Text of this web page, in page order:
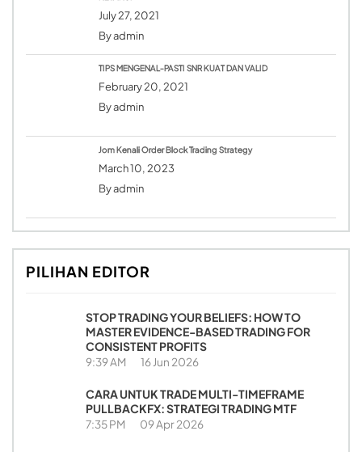
July 27, 2021
Byadmin
TIPS MENGENAL-PASTI SNR KUAT DAN VALID
February 20, 2021
Byadmin
Jom Kenali Order Block Trading Strategy
March 10, 2023
Byadmin
PILIHAN EDITOR
STOP TRADING YOUR BELIEFS: HOW TO
MASTER EVIDENCE-BASED TRADING FOR
CONSISTENT PROFITS
9:39 AM 16 Jun 2026
CARA UNTUK TRADE MULTI-TIMEFRAME
PULLBACKFX: STRATEGI TRADING MTF
7:35 PM 09 Apr 2026